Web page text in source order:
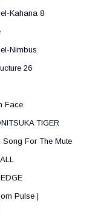
Kahana 8
Nimbus
26
Face
TIGER
For The Mute
Pulse |